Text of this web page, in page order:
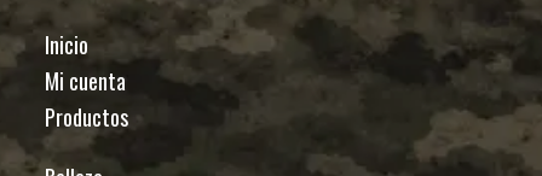
Inicio
Mi cuenta
Productos